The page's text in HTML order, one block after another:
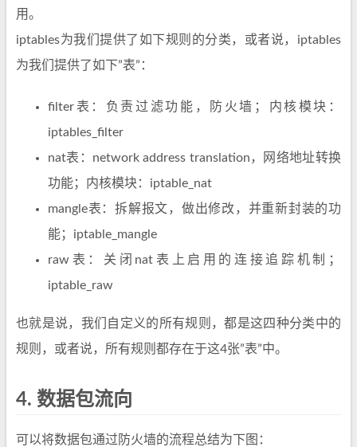
用。
iptables为我们提供了如下规则的分类，或者说，iptables
为我们提供了如下”表”：
filter表：负责过滤功能，防火墙；内核模块：
iptables_filter
nat表：network address translation，网络地址转换
功能；内核模块：iptable_nat
mangle表：拆解报文，做出修改，并重新封装的功
能；iptable_mangle
raw表：关闭nat表上启用的连接追踪机制；
iptable_raw
也就是说，我们自定义的所有规则，都是这四种分类中的
规则，或者说，所有规则都存在于这4张”表”中。
4. 数据包流向
可以将数据包通过防火墙的流程总结为下图：